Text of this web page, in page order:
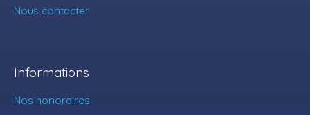
Nous contacter
Informations
Nos honoraires